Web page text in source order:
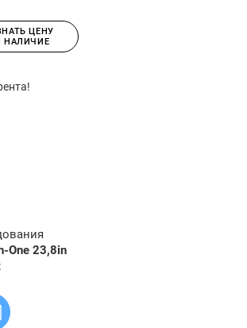
ЦЕНУ
НАЛИЧИЕ
One 23,8in